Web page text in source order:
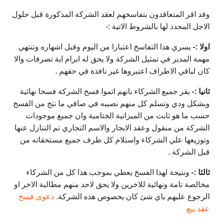
وقد اقر المتعاقدون بتفاسخهم لعقد الشركة المذكورة قبل حلول
الاجل المحدد لها بالشروط الاتية :-
اولا :- يسري هذا التفاسخ اعتبارا من اليوم وقبل اشهاره وتنتهي
مهمة المدير في تمثيل الشركة ولا يحق له ابرام اية تصرفات والا
كان لباقي الاطراف اعتبروها غير نافذة في حقهم .
ثانيا :- يقر جميع الشركاء بانهم اتموا فسخ الشركة فسخا نهائية
وبشكل ودي وتسلم كل منهم نصيبه في صافي ما نتج من الفسخ
حسب ما هو ثابت من الميزانية الختامية وان جميع موجودات
الشركة من منقول وعقد الايجار والاسم التجاري تم التنازل عنها
وتوزيعها علي الشركاء واستلام كل طرف جميع مستحقاته من
قبل الشركة .
ثالثا :- ونتيجة لهذا الفسخ يعطي بموجب هذا كل من الشركاء
مخالصة تامة ونهائية للاخرين ولا يحق لاحد منهم مطالبة الاخر او
الرجوع عليهم باي شئ كان بخصوص هذه الشركة. دعوى فسخ
عقد بيع